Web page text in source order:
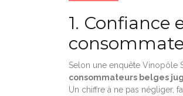
1. Confiance
Selon une enquête Vinopôle
consommateurs belges
Un chiffre à ne pas négliger,